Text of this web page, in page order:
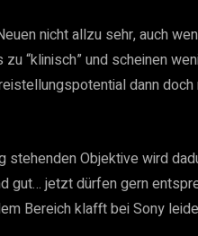
nicht allzu sehr, auch
“klinisch” und scheinen
dann
stehenden Objektive wird
gut… jetzt dürfen gern
Bereich klafft bei Sony